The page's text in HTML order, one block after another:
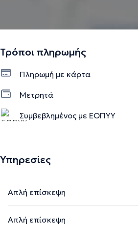
Τρόποι πληρωμής
Πληρωμή με κάρτα
Μετρητά
Συμβεβλημένος με ΕΟΠΥΥ
Υπηρεσίες
Απλή επίσκεψη
Απλή επίσκεψη